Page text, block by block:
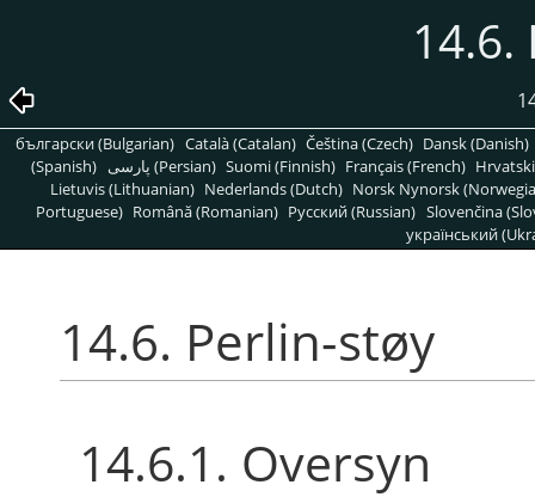
български (Bulgarian) Català (Catalan) Čeština (Czech) Dansk (Danish)
(Spanish)
پارسی (Persian) Suomi (Finnish) Français (French)
Lietuvis (Lithuanian) Nederlands (Dutch) Norsk Nynorsk
Portuguese) Română (Romanian) Pусский (Russian) Slovenčina
український
14.6. Perlin-støy
14.6.1. Oversyn